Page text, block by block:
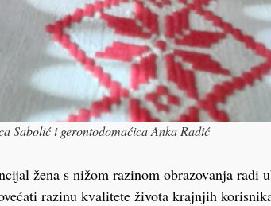
Sabolić i gerontodomaćica Anka Radić
žena s nižom razinom obrazovanja radi
razinu kvalitete života krajnjih